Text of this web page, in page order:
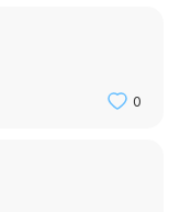
0